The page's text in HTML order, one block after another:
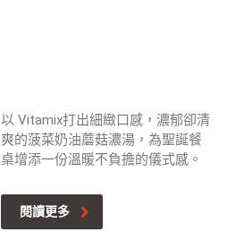
以 Vitamix打出細緻口感，濃郁卻清
爽的菠菜奶油蘑菇濃湯，為聖誕餐
桌增添一份溫暖不負擔的儀式感。
閱讀更多